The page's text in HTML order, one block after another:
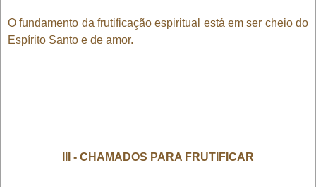
O fundamento da frutificação espiritual está em ser cheio do
Espírito Santo e de amor.
III - CHAMADOS PARA FRUTIFICAR